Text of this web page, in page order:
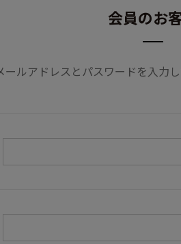
会員のお
ールアドレスとパスワードを入力